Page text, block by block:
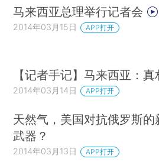
马来西亚总理举行记者会
2014年03月15日 APP打开
【记者手记】马来西亚：
2014年03月14日 APP打开
天然气，美国对抗俄罗斯的
武器？
2014年03月13日 APP打开